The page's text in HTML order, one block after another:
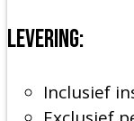
Levering:
Inclusief